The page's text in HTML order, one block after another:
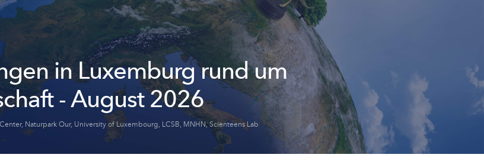
in Luxemburg rund um
- August 2026
, Naturpark Our, University of Luxembourg, LCSB, MNHN,Scienteens Lab